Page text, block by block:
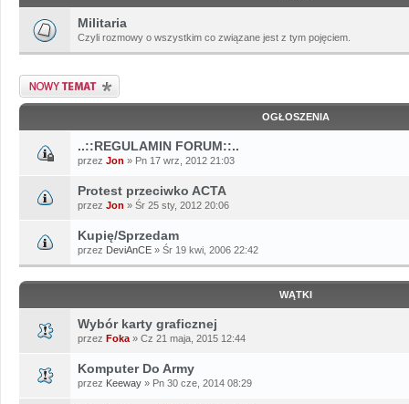
Militaria
Czyli rozmowy o wszystkim co związane jest z tym pojęciem.
Napisz wątek
OGŁOSZENIA
..::REGULAMIN FORUM::..
przez Jon » Pn 17 wrz, 2012 21:03
Protest przeciwko ACTA
przez Jon » Śr 25 sty, 2012 20:06
Kupię/Sprzedam
przez DeviAnCE » Śr 19 kwi, 2006 22:42
WĄTKI
Wybór karty graficznej
przez Foka » Cz 21 maja, 2015 12:44
Komputer Do Army
przez Keeway » Pn 30 cze, 2014 08:29